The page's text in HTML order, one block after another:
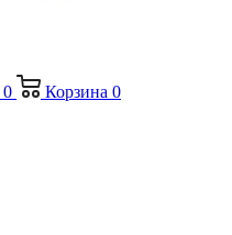
0 Корзина 0